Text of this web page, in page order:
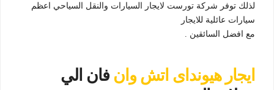
لذلك توفر شركة تورست لايجار السيارات والنقل السياحي اعظم
سيارات عائلية للايجار
مع افضل السائقين .
ايجار هيونداى اتش وان فان الي